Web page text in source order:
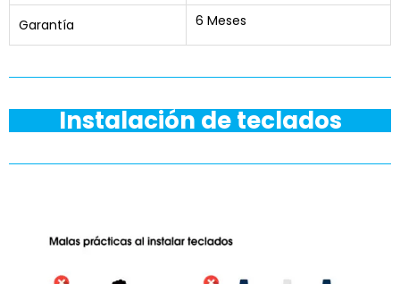
Garantía 6 Meses
Instalación de teclados